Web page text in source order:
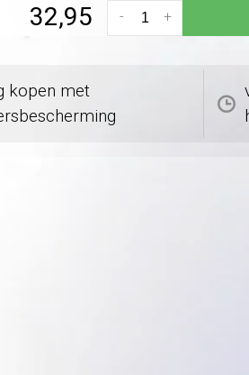
32,95 +
-
kopen met